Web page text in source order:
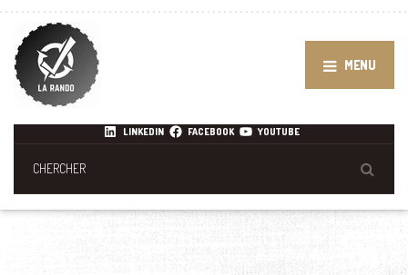
MENU
LINKEDIN FACEBOOK YOUTUBE